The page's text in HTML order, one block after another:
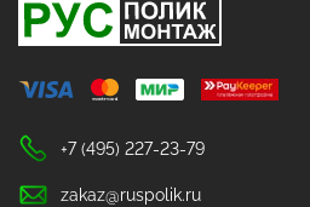
+7 (495) 227-23-79
zakaz@ruspolik.ru